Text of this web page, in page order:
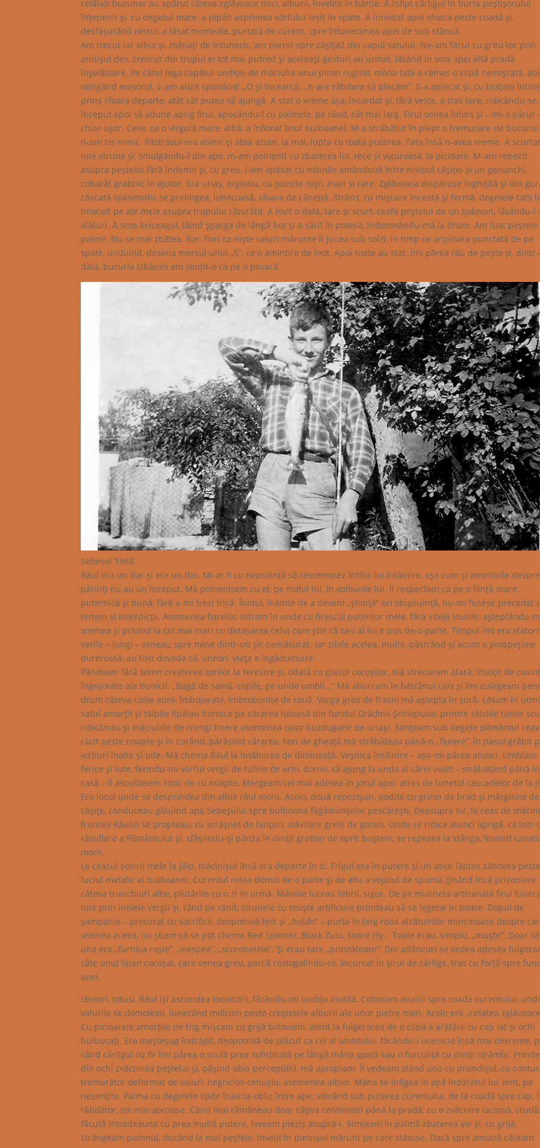
celălalt buzunar au apărut câteva zglăvoace mici, alburii, învelite în hârtie. A înfipt cârligul în burta peştişorului
înţepenit şi, cu degetul mare, a pipăit asprimea vârfului ieşit în spate. A înnodat apoi sfoara peste coadă şi,
desfăşurând restul, a lăsat momeala, purtată de curent, spre întunecimea apei de sub stâncă.
Am trecut iar albia şi, mânaţi de întuneric, am pornit spre căşiţa2 din capul satului. Ne-am făcut cu greu loc prin
arinişul des, crescut din trupul ei tot mai putred şi aceleaşi gesturi au urmat, lăsând în voia apei altă pradă
înşelătoare. Pe când lega capătul undiţei de măciulia unui piron ruginit, mâna tatii a rămas o clipă nemişcată,
atingând mosorul. L-am auzit spunând: „O şi încearcă… n-are răbdare să plecăm”. S-a aplecat şi, cu braţele
prins sfoara departe, atât cât putea să ajungă. A stat o vreme aşa, încordat şi, fără veste, a tras tare, ridicându-
început apoi să adune aprig firul, apucându-l cu palmele, pe rând, cât mai larg. Firul venea întins şi – mi-a părut
chiar uşor. Ceva, ca o virgulă mare, albă, a înfiorat linul bulboanei. M-a străbătut în piept o tremurare de
n-am zis nimic. Păstrăvul era voinic şi abia acum, la mal, lupta cu toată puterea. Tata însă n-avea vreme. A
iute struna şi, smulgându-l din ape, m-am pomenit cu zbaterea lui, rece şi viguroasă, la picioare. M-am repezit
asupra peştelui fără îndemn şi, cu greu, l-am apăsat cu mâinile amândouă între nisipul căşiţei şi un genunchi,
coborât grabnic în ajutor. Era uriaş, argintiu, cu puncte roşii, mari şi rare. Zglăvoaca dispăruse înghiţită şi din
căscată spasmodic se prelingea, lunecoasă, sfoara de cânepă. Strâns, cu mişcare înceată şi fermă, degetele tatii
înlocuit pe ale mele asupra trupului răzvrătit. A lovit o dată, tare şi scurt, ceafa peştelui de un bolovan, lăsându-l
alături. A scos briceagul, tăind şparga de lângă bot şi a sărit în potecă, îndemnându-mă la drum. Am luat
palme. Nu se mai zbătea. Rar, fiori ca nişte valuri mărunte îi jucau sub solzi, în timp ce aripioara punctată de pe
spate, unduind, desena mersul unui „S”, ca o amintire de înot. Apoi toate au stat. Îmi părea rău de peşte şi,
dată, bucuria izbânzii am simţit-o ca pe o povară.
Sebeșel 1968
Râul era un dar şi era un dat. Mi-ar fi cu neputinţă să rememorez întâia lui întâlnire, aşa cum şi amintirile despre
părinţi nu au un început. Mă pomenisem cu el, pe malul lui, în volburile lui. Îl respectam ca pe o fiinţă mare,
puternică şi bună, fără a-mi trezi frică. Înotul, înainte de a deveni „ştiinţă” ori obişnuinţă, nu-mi fusese precedat
temeri şi interdicţii. Asemenea fiarelor, intram în unde cu firescul puterilor mele, fără vitejii inutile, aşteptându-
vremea şi privind la cei mai mari cu detaşarea celui care ştie că ce-i al lui e pus de-o parte. Timpul îmi era
verile – lungi – veneau spre mine dintr-un şir nemăsurat. Iar zilele acelea, multe, păstrând şi acum o prospeţime
dureroasă, au fost dovada că, uneori, viaţa e îngăduitoare.
Pândeam fără somn creşterea zorilor la ferestre şi, odată cu glasul cocoşilor, mă strecuram afară, însoţit de
îngrijorate ale bunicii: „Bagă de samă, copile, pe unde umbli…” Mă aburcam în bătrânul cais şi îmi culegeam
drum câteva caise aurii, îmbujorate, îmbrobonite de rouă. Varga grea de frasin mă aştepta în şură. Lăsam în
satul amorţit şi tălpile lipăiau harnice pe cărarea lutoasă din fundul Grădinii Şchiopului, printre sălciile tunse
ridicându-şi măciuliile de crengi tinere asemenea unor buzdugane de uriaşi. Simţeam sub degete pământul
răcit peste noapte şi în curând, părăsind cărarea, fiori de gheaţă mă străbăteau până-n „fluiere”, în pasul grăbit
ierburi înalte şi ude. Mă chema Râul la întâlnirea de dimineaţă. Veşnica întâlnire – aşa-mi părea atunci. Umblam
ferice şi iute, ferindu-mi vârful vergii de tufele de arin, dornic să ajung la unda al cărei vuiet – străbătând până în
casă – îl ascultasem stoic de cu noapte. Mergeam cel mai adesea în josul apei, atras de tunetul cascadelor de la
Era locul unde se desprindea din albie râul morii. Acolo, două repezişuri, podite cu grinzi de brad şi mărginite de
căşiţe, conduceau gâtuind apa Sebeşului spre bulboana făgăduinţelor pescăreşti. Deasupra lor, la ceas de
fruntea Râului se propteau, cu scrâşnet de lanţuri, stăvilare grele de gorun. Unda se ridica atunci aprigă, ca într-
răsuflare a Pământului şi, sfâşiindu-şi pânza în dinţii greblei de oprit buşteni, se repezea la stânga, înviind
morii.
La ceasul sosirii mele la Jilip, măcinişul însă era departe în zi. Frigul era în putere şi un abur lăptos zăbovea
luciul metalic al bulboanei. Curentul rotea domol de o parte şi de alta a vojului de spumă, ţinând încă prizoniere
câteva trunchiuri albe, plutărite cu o zi în urmă. Mâinile lucrau febril, sigur. De pe mulineta artizanală firul
iute prin inelele vergii şi, rând pe rând, strunele cu muşte artificiale prindeau să se legene în boare. Dopul de
şampanie – procurat cu sacrificii, deopotrivă lest şi „buldo” – purta în larg roiul alcătuirilor mincinoase despre
vremea aceea, nu ştiam că se pot chema Red Spinner, Black Zulu, Stone Fly… Toate erau, simplu, „muşte”. Doar
una era „furnica roşie”, „viespea”, „scorobetele”. Şi erau tare „prinzătoare”. Din adâncuri se vedea adesea
câte unui lipan cocoşat, care venea greu, parcă rostogolindu-se, încurcat în şirul de cârlige, tras cu forţă spre
apei.
Uneori, totuşi, Râul îşi ascundea locuitorii, făcându-mi undiţa inutilă. Coboram atunci spre coada curentului,
valurile se domoleau, lunecând molcom peste creştetele alburii ale unor pietre mari. Acolo era „cetatea
Cu picioarele amorţite de frig mişcam cu grijă bolovanii, atent la fulgerarea de o clipă a arătării cu cap lat şi ochi
bulbucaţi. Era meşteşug îndrăgit, deopotrivă de plăcut ca cel al unditului, făcându-i ucenicie însă mai devreme,
când cârligul cu fir îmi părea o sculă prea sofisticată pe lângă mâna goală sau o furculiţă cu dinţii strâmbi.
din ochi zvâcnirea peştelui şi, păşind abia perceptibil, mă apropiam. Îl vedeam stând una cu prundişul, cu contur
tremurător deformat de valuri, negricios-cenuşiu, asemenea albiei. Mâna se înfigea în apă îndărătul lui, lent, pe
nesimţite. Palma cu degetele lipite înainta oblic între ape, vibrând sub puterea curentului, de la coadă spre cap,
răbdător, tot mai aproape. Când mai rămâneau doar câţiva centimetri până la pradă, cu o zvâcnire lacomă,
făcută întotdeauna cu prea multă putere, loveam pieziş asupra-i. Simţeam în palmă zbaterea vie şi, cu grijă,
strângeam pumnul, ducând la mal peştele, învelit în pietrişul mărunt pe care stătuse. Dacă spre amiază căutam